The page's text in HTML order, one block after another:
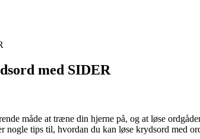
med SIDER
måde at træne din hjerne på, og at løse
nogle tips til, hvordan du kan løse krydsord med